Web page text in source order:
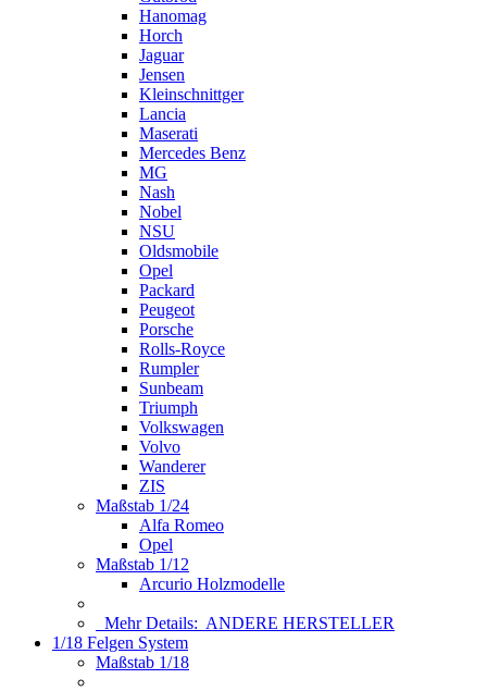
Hanomag
Horch
Jaguar
Jensen
Kleinschnittger
Lancia
Maserati
Mercedes Benz
MG
Nash
Nobel
NSU
Oldsmobile
Opel
Packard
Peugeot
Porsche
Rolls-Royce
Rumpler
Sunbeam
Triumph
Volkswagen
Volvo
Wanderer
ZIS
Maßstab 1/24
Alfa Romeo
Opel
Maßstab 1/12
Arcurio Holzmodelle
Mehr Details: ANDERE HERSTELLER
1/18 Felgen System
Maßstab 1/18